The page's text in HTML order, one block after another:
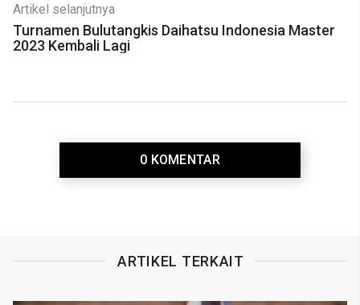
Artikel selanjutnya
Turnamen Bulutangkis Daihatsu Indonesia Master
2023 Kembali Lagi
0 KOMENTAR
ARTIKEL TERKAIT